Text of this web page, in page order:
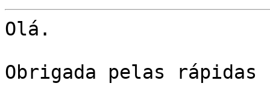
Olá.
Obrigada pelas rápidas